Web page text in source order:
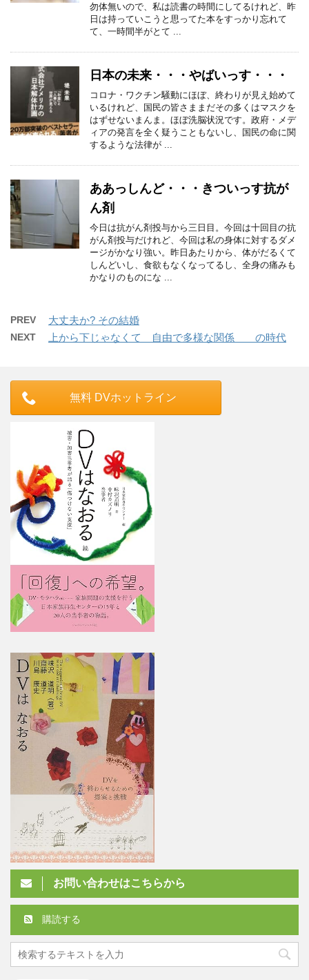
勿体無いので、私は読書の時間にしてるけれど、昨
日は持っていこうと思ってた本をすっかり忘れて
て、一時間半がとて ...
日本の未来・・・やばいっす・・・
コロナ・ワクチン騒動にほぼ、終わりが見え始めて
いるけれど、国民の皆さままだその多くはマスクを
はずせないまんま。ほぼ洗脳状況です。政府・メデ
ィアの発言を全く疑うこともないし、国民の命に関
するような法律が ...
ああっしんど・・・きついっす抗が
ん剤
今日は抗がん剤投与から三日目。今回は十回目の抗
がん剤投与だけれど、今回は私の身体に対するダメ
ージがかなり強い。昨日あたりから、体がだるくて
しんどいし、食欲もなくなってるし、全身の痛みも
かなりのものにな ...
PREV 大丈夫か? その結婚
NEXT 上から下じゃなくて 自由で多様な関係 の時代
無料 DVホットライン
お問い合わせはこちらから
購読する